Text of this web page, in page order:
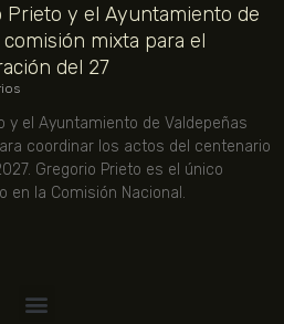
Prieto y el Ayuntamiento de
mixta para el
del 27
y el Ayuntamiento de Valdepeñas
coordinar los actos del centenario
Gregorio Prieto es el único
en la Comisión Nacional.